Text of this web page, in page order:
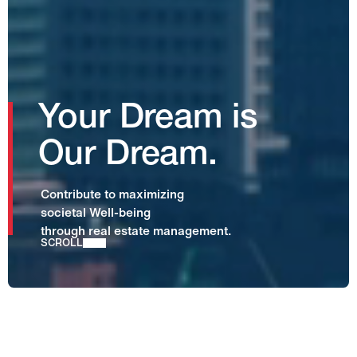
Your Dream is
Our Dream.
Contributeto maximizing
societalWell-being
throughrealestate management.
SCROLL